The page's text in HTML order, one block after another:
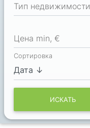
Тип недвижимости
Цена min, €
Сортировка
ИСКАТЬ